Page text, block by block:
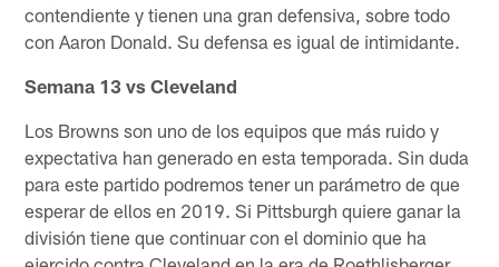
contendiente y tienen una gran defensiva, sobre todo
con Aaron Donald. Su defensa es igual de intimidante.
Semana 13 vs Cleveland
Los Browns son uno de los equipos que más ruido y
expectativa han generado en esta temporada. Sin duda
para este partido podremos tener un parámetro de que
esperar de ellos en 2019. Si Pittsburgh quiere ganar la
división tiene que continuar con el dominio que ha